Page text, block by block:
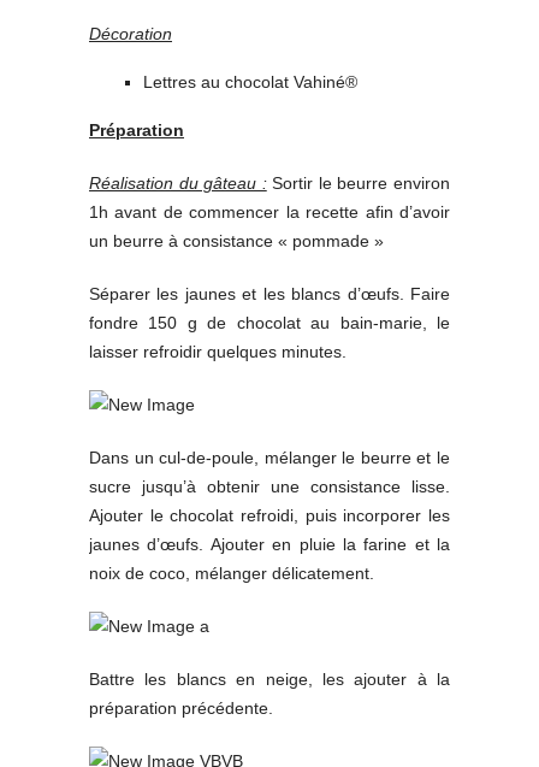
Décoration
Lettres au chocolat Vahiné®
Préparation
Réalisation du gâteau :Sortir le beurre environ
1h avant de commencer la recette afin d’avoir
un beurre à consistance « pommade »
Séparer les jaunes et les blancs d’œufs. Faire
fondre 150 g de chocolat au bain-marie, le
laisser refroidir quelques minutes.
Dans un cul-de-poule, mélanger le beurre et le
sucre jusqu’à obtenir une consistance lisse.
Ajouter le chocolat refroidi, puis incorporer les
jaunes d’œufs. Ajouter en pluie la farine et la
noix de coco, mélanger délicatement.
Battre les blancs en neige, les ajouter à la
préparation précédente.